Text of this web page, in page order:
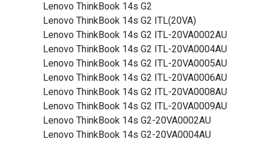
Lenovo ThinkBook 14s G2
Lenovo ThinkBook 14s G2 ITL(20VA)
Lenovo ThinkBook 14s G2 ITL-20VA0002AU
Lenovo ThinkBook 14s G2 ITL-20VA0004AU
Lenovo ThinkBook 14s G2 ITL-20VA0005AU
Lenovo ThinkBook 14s G2 ITL-20VA0006AU
Lenovo ThinkBook 14s G2 ITL-20VA0008AU
Lenovo ThinkBook 14s G2 ITL-20VA0009AU
Lenovo ThinkBook 14s G2-20VA0002AU
Lenovo ThinkBook 14s G2-20VA0004AU